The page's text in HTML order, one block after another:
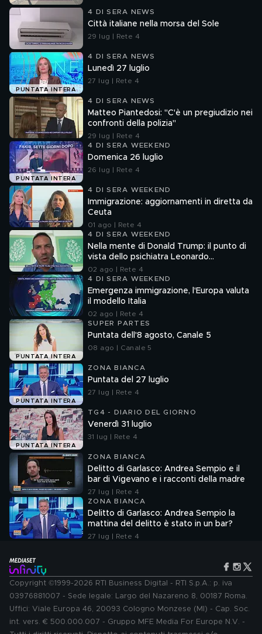
4 DI SERA NEWS
Città italiane nella morsa del Sole
29 lug | Rete 4
PUNTATA INTERA
4 DI SERA NEWS
Lunedì 27 luglio
27 lug | Rete 4
4 DI SERA NEWS
Matteo Piantedosi: "C'è un pregiudizio nei
confronti della polizia"
29 lug | Rete 4
PUNTATA INTERA
4 DI SERA WEEKEND
Domenica 26 luglio
26 lug | Rete 4
4 DI SERA WEEKEND
Immigrazione: aggiornamenti in diretta da
Ceuta
01 ago | Rete 4
4 DI SERA WEEKEND
Nella mente di Donald Trump: il punto di
vista dello psichiatra Leonardo
Mendolicchio
02 ago | Rete 4
4 DI SERA WEEKEND
Emergenza immigrazione, l'Europa valuta
il modello Italia
02 ago | Rete 4
PUNTATA INTERA
SUPER PARTES
Puntata dell'8 agosto, Canale 5
08 ago | Canale 5
PUNTATA INTERA
ZONA BIANCA
Puntata del 27 luglio
27 lug | Rete 4
PUNTATA INTERA
TG4 - DIARIO DEL GIORNO
Venerdì 31 luglio
31 lug | Rete 4
ZONA BIANCA
Delitto di Garlasco: Andrea Sempio e il
bar di Vigevano e i racconti della madre
27 lug | Rete 4
ZONA BIANCA
Delitto di Garlasco: Andrea Sempio la
mattina del delitto è stato in un bar?
27 lug | Rete 4
Copyright ©1999-2026 RTI Business Digital - RTI S.p.A.: p. iva
03976881007 - Sede legale: Largo del Nazareno 8, 00187 Roma.
Uffici: Viale Europa 46, 20093 Cologno Monzese (MI) - Cap. Soc.
int. vers. € 500.000.007 - Gruppo MFE Media For Europe N.V. -